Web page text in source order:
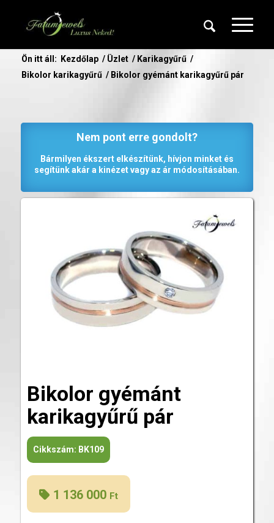
Ön itt áll: Kezdőlap / Üzlet / Karikagyűrű /
Bikolor karikagyűrű / Bikolor gyémánt karikagyűrű pár
Nem pont erre gondolt?
Bármilyen ékszert elkészítünk, hívjon minket és
segítünk akár a kinézet vagy az ár módosításában.
Bikolor gyémánt
karikagyűrű pár
Cikkszám: BK109
1 136 000 Ft